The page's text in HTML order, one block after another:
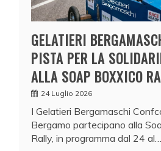
GELATIERI
PISTA PER LA
ALLA SOAP BOXXICO
24 Luglio 2026
I Gelatieri Bergamaschi
Bergamo partecipano alla
Rally, in programma dal 24 al…